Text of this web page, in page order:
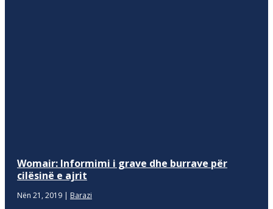
Womair: Informimi i grave dhe burrave për
cilësinë e ajrit
Nën 21, 2019 | Barazi